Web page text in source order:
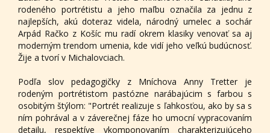
rodeného portrétistu a jeho maľbu označila za jednu z
najlepších, akú doteraz videla, národný umelec a sochár
Arpád Račko z Košíc mu radí okrem klasiky venovať sa aj
moderným trendom umenia, kde vidí jeho veľkú budúcnosť.
Žije a tvorí v Michalovciach.
Podľa slov pedagogičky z Mníchova Anny Tretter je
rodeným portrétistom pastózne narábajúcim s farbou s
osobitým štýlom: "Portrét realizuje s ľahkosťou, ako by sa s
ním pohrával a v záverečnej fáze ho umocní vypracovaním
detailu, respektíve vkomponovaním charakterizujúceho